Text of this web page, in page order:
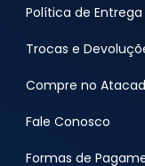
Política de Entrega
Trocas e
Compre no
Fale Conosco
Formas de